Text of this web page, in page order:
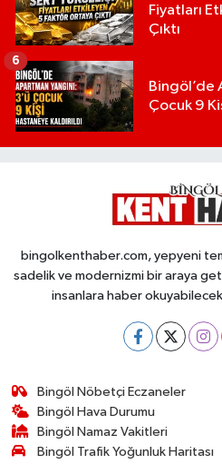
Fiyatları
Çıktı
Bingöl’de
Çocuk 9
6
bingolkenthaber.com, yepyeni
sadelik ve modernizmi bir araya
insanlara haber
Bingöl Nöbetçi Eczaneler
Bingöl Hava Durumu
Bingöl Namaz Vakitleri
Bingöl Trafik Yoğunluk Haritası